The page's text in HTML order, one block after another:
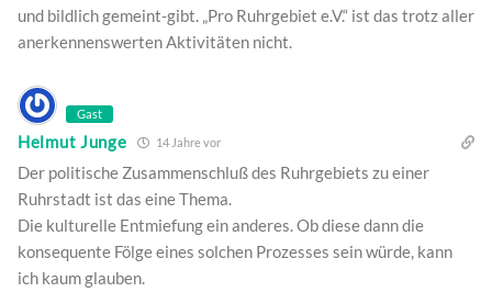
und bildlich gemeint-gibt. „Pro Ruhrgebiet e.V.“ ist das trotz aller
anerkennenswerten Aktivitäten nicht.
Gast
Helmut Junge 14 Jahre vor
Der politische Zusammenschluß des Ruhrgebiets zu einer
Ruhrstadt ist das eine Thema.
Die kulturelle Entmiefung ein anderes. Ob diese dann die
konsequente Fölge eines solchen Prozesses sein würde, kann
ich kaum glauben.